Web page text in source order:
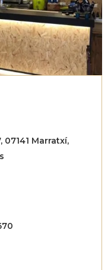
07141 Marratxí,